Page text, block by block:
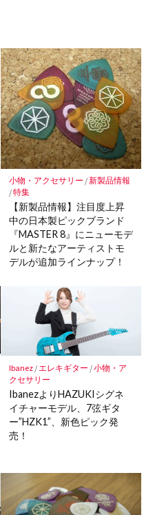
小物・アクセサリー /新製品情報
/特集
【新製品情報】注目度上昇
中の日本製ピックブランド
『MASTER 8』にニューモデ
ルと新たなアーティストモ
デルが追加ラインナップ！
Ibanez/ エレキギター /小物・ア
クセサリー
IbanezよりHAZUKIシグネ
イチャーモデル、7弦ギタ
ー”HZK1”、新色ピック発
売！